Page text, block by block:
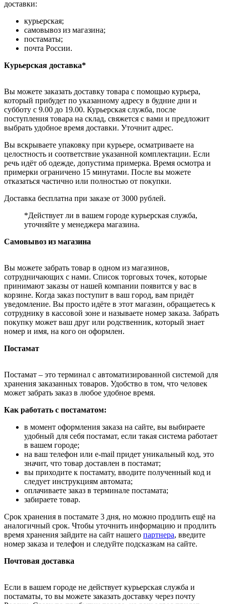
доставки:
курьерская;
самовывоз из магазина;
постаматы;
почта России.
Курьерская доставка*
Вы можете заказать доставку товара с помощью курьера,
который прибудет по указанному адресу в будние дни и
субботу с 9.00 до 19.00. Курьерская служба, после
поступления товара на склад, свяжется с вами и предложит
выбрать удобное время доставки. Уточнит адрес.
Вы вскрываете упаковку при курьере, осматриваете на
целостность и соответствие указанной комплектации. Если
речь идёт об одежде, допустима примерка. Время осмотра и
примерки ограничено 15 минутами. После вы можете
отказаться частично или полностью от покупки.
Доставка бесплатна при заказе от 3000 рублей.
*Действует ли в вашем городе курьерская служба,
уточняйте у менеджера магазина.
Самовывоз из магазина
Вы можете забрать товар в одном из магазинов,
сотрудничающих с нами. Список торговых точек, которые
принимают заказы от нашей компании появится у вас в
корзине. Когда заказ поступит в ваш город, вам придёт
уведомление. Вы просто идёте в этот магазин, обращаетесь к
сотруднику в кассовой зоне и называете номер заказа. Забрать
покупку может ваш друг или родственник, который знает
номер и имя, на кого он оформлен.
Постамат
Постамат – это терминал с автоматизированной системой для
хранения заказанных товаров. Удобство в том, что человек
может забрать заказ в любое удобное время.
Как работать с постаматом:
в момент оформления заказа на сайте, вы выбираете
удобный для себя постамат, если такая система работает
в вашем городе;
на ваш телефон или e-mail придет уникальный код, это
значит, что товар доставлен в постамат;
вы приходите к постамату, вводите полученный код и
следует инструкциям автомата;
оплачиваете заказ в терминале постамата;
забираете товар.
Срок хранения в постамате 3 дня, но можно продлить ещё на
аналогичный срок. Чтобы уточнить информацию и продлить
время хранения зайдите на сайт нашего партнера, введите
номер заказа и телефон и следуйте подсказкам на сайте.
Почтовая доставка
Если в вашем городе не действует курьерская служба и
постаматы, то вы можете заказать доставку через почту